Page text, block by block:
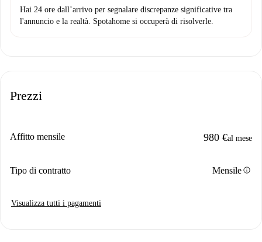
Hai 24 ore dall’arrivo per segnalare discrepanze significative tra
l'annuncio e la realtà. Spotahome si occuperà di risolverle.
Prezzi
Affitto mensile 980 €al mese
Tipo di contratto Mensileinfo
Visualizza tutti i pagamenti